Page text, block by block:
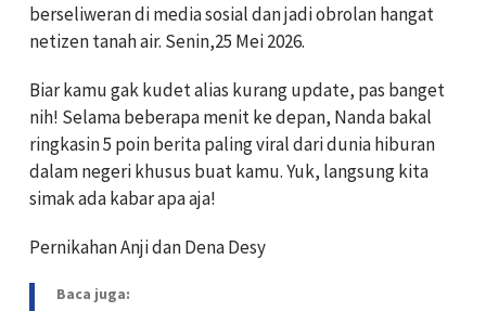
berseliweran di media sosial dan jadi obrolan hangat
netizen tanah air. Senin,25 Mei 2026.
Biar kamu gak kudet alias kurang update, pas banget
nih! Selama beberapa menit ke depan, Nanda bakal
ringkasin 5 poin berita paling viral dari dunia hiburan
dalam negeri khusus buat kamu. Yuk, langsung kita
simak ada kabar apa aja!
Pernikahan Anji dan Dena Desy
Baca juga: